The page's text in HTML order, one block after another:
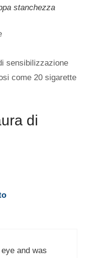
stanchezza
sensibilizzazione
come 20 sigarette
di
and was